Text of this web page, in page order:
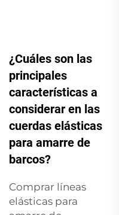
¿Cuáles son las
principales
características a
considerar en las
cuerdas elásticas
para amarre de
barcos?
Comprar líneas
elásticas para